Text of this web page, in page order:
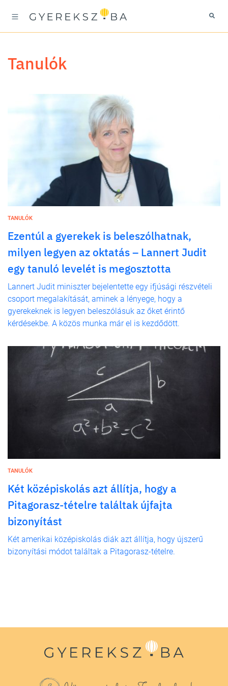
tanulók
TANULÓK
Ezentúl a gyerekek is beleszólhatnak,
milyen legyen az oktatás – Lannert Judit
egy tanuló levelét is megosztotta
Lannert Judit miniszter bejelentette egy ifjúsági részvételi
csoport megalakítását, aminek a lényege, hogy a
gyerekeknek is legyen beleszólásuk az őket érintő
kérdésekbe. A közös munka már el is kezdődött.
TANULÓK
Két középiskolás azt állítja, hogy a
Pitagorasz-tételre találtak újfajta
bizonyítást
Két amerikai középiskolás diák azt állítja, hogy újszerű
bizonyítási módot találtak a Pitagorasz-tételre.